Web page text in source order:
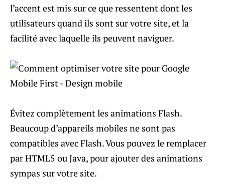
l’accent est mis sur ce que ressentent dont les
utilisateurs quand ils sont sur votre site, et la
facilité avec laquelle ils peuvent naviguer.
Évitez complètement les animations Flash.
Beaucoup d’appareils mobiles ne sont pas
compatibles avec Flash. Vous pouvez le remplacer
par HTML5 ou Java, pour ajouter des animations
sympas sur votre site.